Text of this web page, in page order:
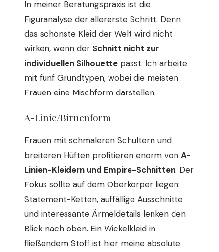
In meiner Beratungspraxis ist die
Figuranalyse der allererste Schritt. Denn
das schönste Kleid der Welt wird nicht
wirken, wenn der Schnitt nicht zur
individuellen Silhouette passt. Ich arbeite
mit fünf Grundtypen, wobei die meisten
Frauen eine Mischform darstellen.
A-Linie/Birnenform
Frauen mit schmaleren Schultern und
breiteren Hüften profitieren enorm von A-
Linien-Kleidern und Empire-Schnitten. Der
Fokus sollte auf dem Oberkörper liegen:
Statement-Ketten, auffällige Ausschnitte
und interessante Ärmeldetails lenken den
Blick nach oben. Ein Wickelkleid in
fließendem Stoff ist hier meine absolute